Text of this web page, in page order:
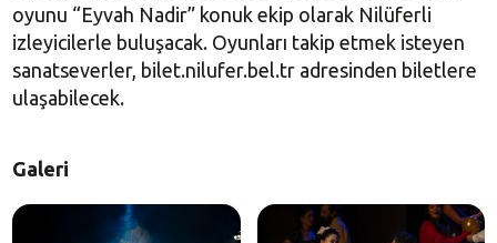
oyunu “Eyvah Nadir” konuk ekip olarak Nilüferli
izleyicilerle buluşacak. Oyunları takip etmek isteyen
sanatseverler, bilet.nilufer.bel.tr adresinden biletlere
ulaşabilecek.
Galeri